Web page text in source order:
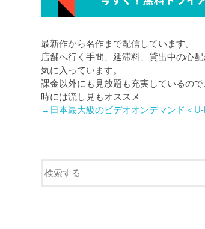
最新作から名作まで配信しています。
店舗へ行く手間、延滞料、貸出中の心
気に入っています。
課金以外にも見放題も充実しているので
時には流し見もオススメ
→日本最大級のビデオオンデマンド＜U-